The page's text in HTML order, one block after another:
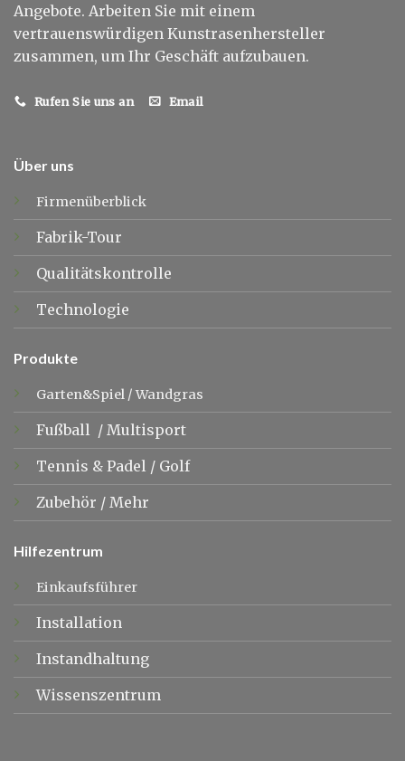
Angebote. Arbeiten Sie mit einem
vertrauenswürdigen Kunstrasenhersteller
zusammen, um Ihr Geschäft aufzubauen.
Rufen Sie uns an Email
Über uns
Firmenüberblick
Fabrik-Tour
Qualitätskontrolle
Technologie
Produkte
Garten&Spiel/Wandgras
Fußball / Multisport
Tennis & Padel / Golf
Zubehör / Mehr
Hilfezentrum
Einkaufsführer
Installation
Instandhaltung
Wissenszentrum